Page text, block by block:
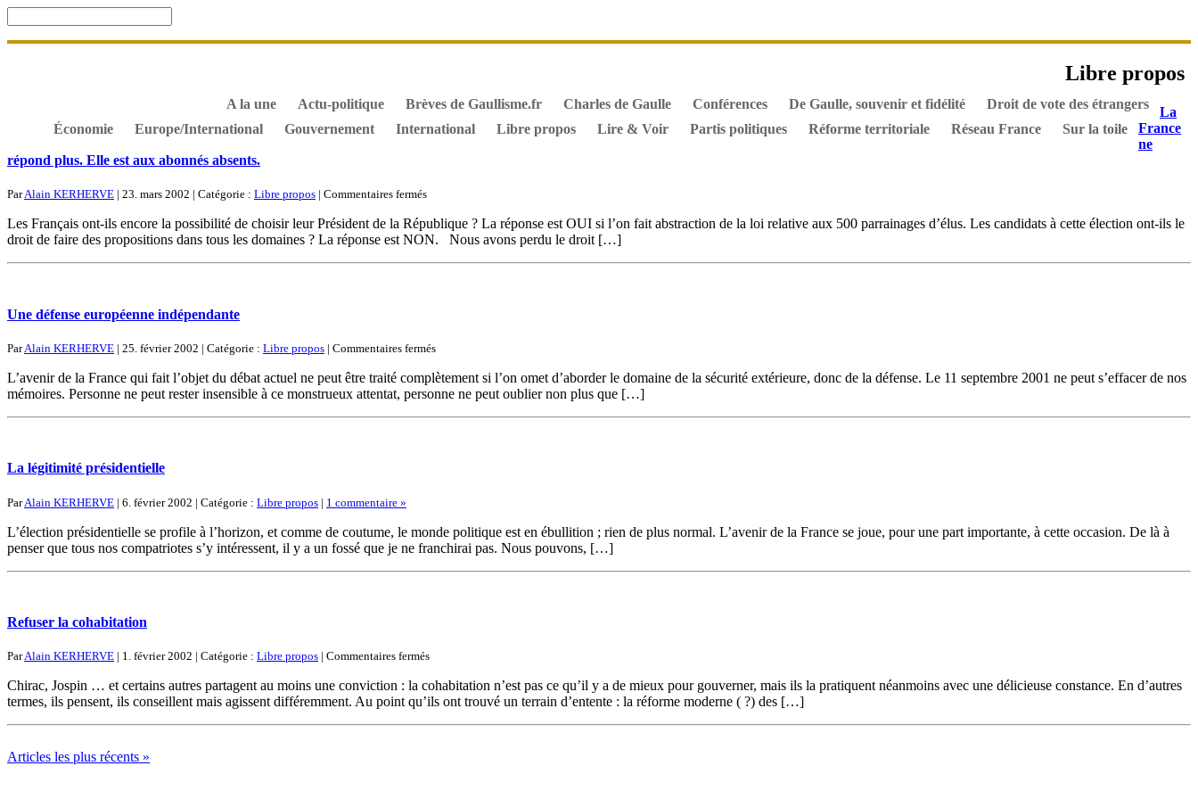
A la une Actu-politique Brèves de Gaullisme.fr Charles de Gaulle Conférences De Gaulle, souvenir et fidélité
Droit de vote des étrangers
Économie
Europe/International Gouvernement International Libre propos Lire & Voir Partis politiques Réforme territoriale Réseau France Sur la toile
Libre propos
La
France
ne
répond plus. Elle est aux abonnés absents.
ParAlain KERHERVE | 23. mars 2002 | Catégorie : Libre propos | Commentaires ferméssur
France
ne
plus.
Les Français ont-ils encore la possibilité de choisir leur Président de la République ? La réponse est OUI si l’on fait abstraction de la loi relative aux 500 parrainages d’élus. Les candidats à cette élection ont-ils le
droit de faire des propositions dans tous les domaines ? La réponse est NON. Nous avons perdu le droit […]
Une défense européenne indépendante
ParAlain KERHERVE | 25. février 2002 | Catégorie : Libre propos | Commentaires ferméssur
défense
européenne
indépendante
L’avenir de la France qui fait l’objet du débat actuel ne peut être traité complètement si l’on omet d’aborder le domaine de la sécurité extérieure, donc de la défense. Le 11 septembre 2001 ne peut s’effacer de nos
mémoires. Personne ne peut rester insensible à ce monstrueux attentat, personne ne peut oublier non plus que […]
La légitimité présidentielle
ParAlain KERHERVE | 6. février 2002 | Catégorie : Libre propos | 1 commentaire »
L’élection présidentielle se profile à l’horizon, et comme de coutume, le monde politique est en ébullition ; rien de plus normal. L’avenir de la France se joue, pour une part importante, à cette occasion. De là à
penser que tous nos compatriotes s’y intéressent, il y a un fossé que je ne franchirai pas. Nous pouvons, […]
Refuser la cohabitation
ParAlain KERHERVE | 1. février 2002 | Catégorie : Libre propos | Commentaires ferméssur
la
cohabitation
Chirac, Jospin … et certains autres partagent au moins une conviction : la cohabitation n’est pas ce qu’il y a de mieux pour gouverner, mais ils la pratiquent néanmoins avec une délicieuse constance. En d’autres
termes, ils pensent, ils conseillent mais agissent différemment. Au point qu’ils ont trouvé un terrain d’entente : la réforme moderne ( ?) des […]
Articles les plus récents »